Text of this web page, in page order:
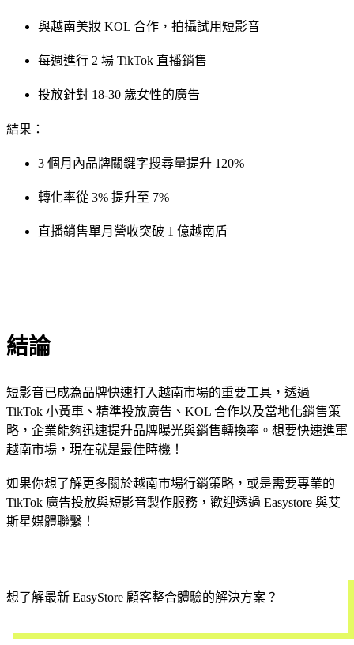
與越南美妝 KOL 合作，拍攝試用短影音
每週進行 2 場 TikTok 直播銷售
投放針對 18-30 歲女性的廣告
結果：
3 個月內品牌關鍵字搜尋量提升 120%
轉化率從 3% 提升至 7%
直播銷售單月營收突破 1 億越南盾
結論
短影音已成為品牌快速打入越南市場的重要工具，透過
TikTok 小黃車、精準投放廣告、KOL 合作以及當地化銷售策
略，企業能夠迅速提升品牌曝光與銷售轉換率。想要快速進軍
越南市場，現在就是最佳時機！
如果你想了解更多關於越南市場行銷策略，或是需要專業的
TikTok 廣告投放與短影音製作服務，歡迎透過 Easystore 與艾
斯星媒體聯繫！
想了解最新 EasyStore 顧客整合體驗的解決方案？